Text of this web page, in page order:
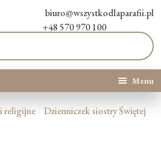
biuro@wszystkodlaparafii.pl
+48 570 970 100
Menu
religijne
Dzienniczek siostry Świętej